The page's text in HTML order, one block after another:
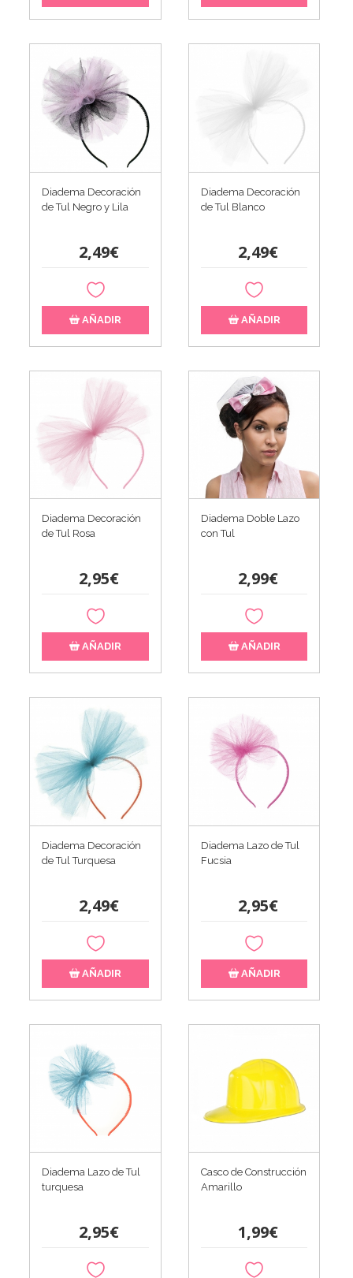
Diadema Decoración
de Tul Negro y Lila
2,49€
AÑADIR
Diadema Decoración
de Tul Blanco
2,49€
AÑADIR
Diadema Decoración
de Tul Rosa
2,95€
AÑADIR
Diadema Doble Lazo
con Tul
2,99€
AÑADIR
Diadema Decoración
de Tul Turquesa
2,49€
AÑADIR
Diadema Lazo de Tul
Fucsia
2,95€
AÑADIR
Diadema Lazo de Tul
turquesa
2,95€
Casco de Construcción
Amarillo
1,99€